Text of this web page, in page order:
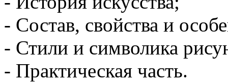
- Состав, свойства и
- Стили и символика
- Практическая часть.